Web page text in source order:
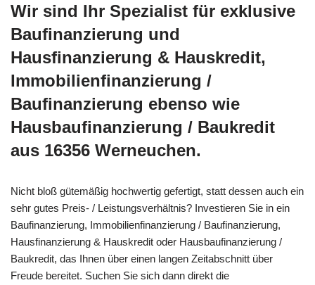
Wir sind Ihr Spezialist für exklusive
Baufinanzierung und
Hausfinanzierung & Hauskredit,
Immobilienfinanzierung /
Baufinanzierung ebenso wie
Hausbaufinanzierung / Baukredit
aus 16356 Werneuchen.
Nicht bloß gütemäßig hochwertig gefertigt, statt dessen auch ein
sehr gutes Preis- / Leistungsverhältnis? Investieren Sie in ein
Baufinanzierung, Immobilienfinanzierung / Baufinanzierung,
Hausfinanzierung & Hauskredit oder Hausbaufinanzierung /
Baukredit, das Ihnen über einen langen Zeitabschnitt über
Freude bereitet. Suchen Sie sich dann direkt die